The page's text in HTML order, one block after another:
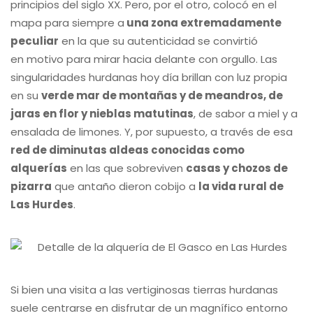
principios del siglo XX. Pero, por el otro, colocó en el
mapa para siempre a una zona extremadamente
peculiar en la que su autenticidad se convirtió
en motivo para mirar hacia delante con orgullo. Las
singularidades hurdanas hoy día brillan con luz propia
en su verde mar de montañas y de meandros, de
jaras en flor y nieblas matutinas, de sabor a miel y a
ensalada de limones. Y, por supuesto, a través de esa
red de diminutas aldeas conocidas como
alquerías en las que sobreviven casas y chozos de
pizarra que antaño dieron cobijo a la vida rural de
Las Hurdes.
Si bien una visita a las vertiginosas tierras hurdanas
suele centrarse en disfrutar de un magnífico entorno